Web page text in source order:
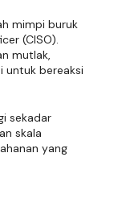
mimpi buruk
(CISO).
mutlak,
untuk bereaksi
sekadar
skala
yang